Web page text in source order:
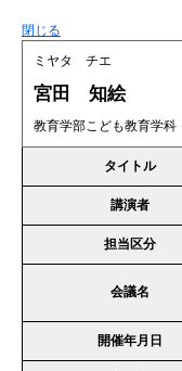
閉じる
ミヤタ チエ
宮田 知絵
教育学部こども教育学科
タイトル
講演者
担当区分
会議名
開催年月日